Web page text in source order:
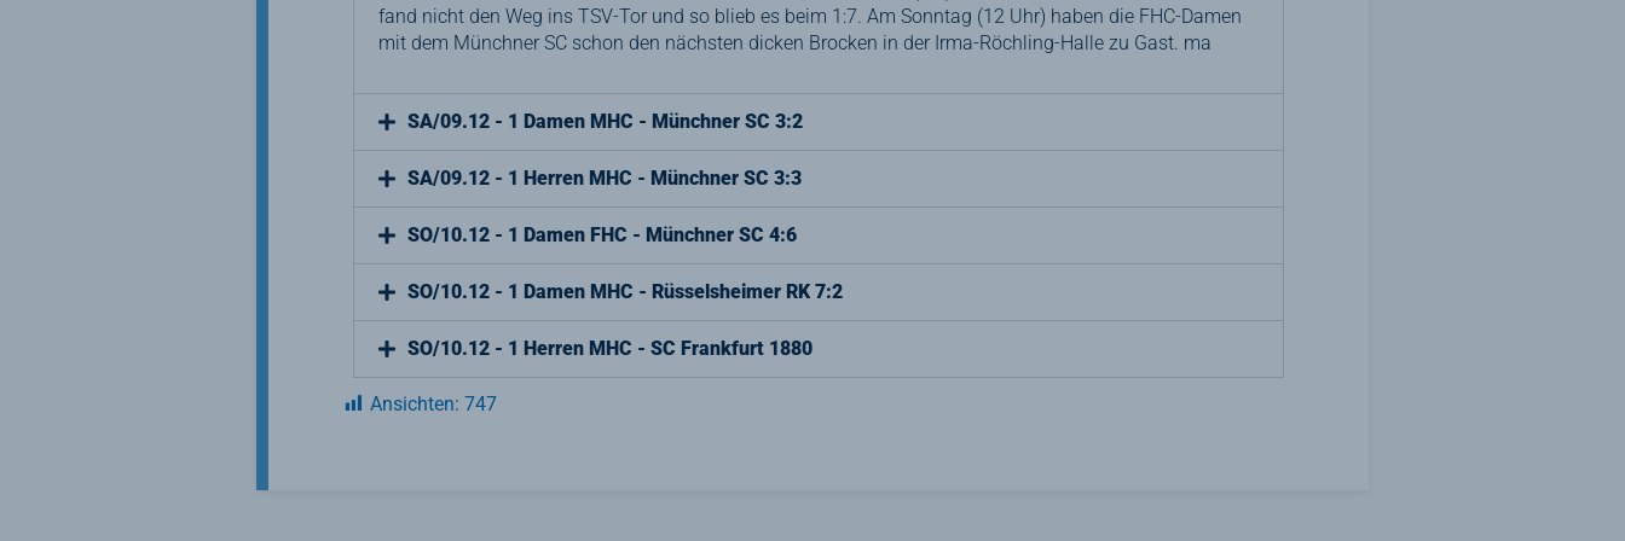
fand nicht den Weg ins TSV-Tor und so blieb es beim 1:7. Am Sonntag (12 Uhr) haben die FHC-Damen
mit dem Münchner SC schon den nächsten dicken Brocken in der Irma-Röchling-Halle zu Gast. ma
SA/09.12 - 1 Damen MHC - Münchner SC 3:2
SA/09.12 - 1 Herren MHC - Münchner SC 3:3
SO/10.12 - 1 Damen FHC - Münchner SC 4:6
SO/10.12 - 1 Damen MHC - Rüsselsheimer RK 7:2
SO/10.12 - 1 Herren MHC - SC Frankfurt 1880
Ansichten: 747